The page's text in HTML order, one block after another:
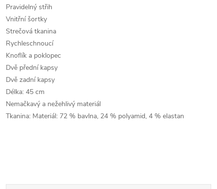
Pravidelný střih
Vnitřní šortky
Strečová tkanina
Rychleschnoucí
Knoflík a poklopec
Dvě přední kapsy
Dvě zadní kapsy
Délka: 45 cm
Nemačkavý a nežehlivý materiál
Tkanina: Materiál: 72 % bavlna, 24 % polyamid, 4 % elastan